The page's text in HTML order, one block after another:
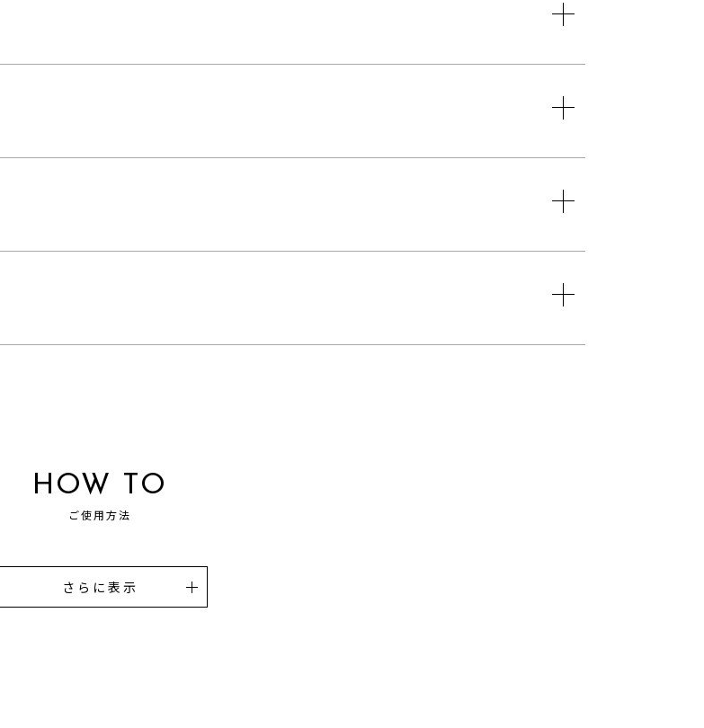
HOW TO
ご使用方法